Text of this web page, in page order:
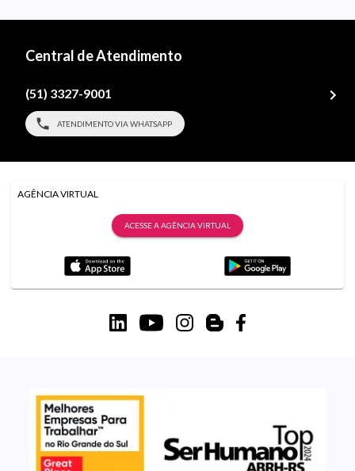
Central de Atendimento
(51) 3327-9001
ATENDIMENTO VIA WHATSAPP
AGÊNCIA VIRTUAL
ACESSE A AGÊNCIA VIRTUAL